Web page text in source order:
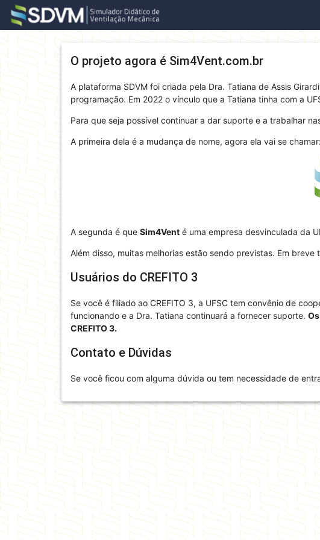
Skip to main
O projeto agora é Sim4Vent.com.br
A plataforma SDVM foi criada pela Dra. Tatiana de Assis
programação. Em 2022 o vínculo que a Tatiana tinha com a
Para que seja possível continuar a dar suporte e a trabalhar
A primeira dela é a mudança de nome, agora ela vai se chamar:
A segunda é que Sim4Vent é uma empresa desvinculada da
Além disso, muitas melhorias estão sendo previstas. Em
Usuários do CREFITO 3
Se você é filiado ao CREFITO 3, a UFSC tem convênio de
funcionando e a Dra. Tatiana continuará a fornecer suporte.
CREFITO 3.
Contato e Dúvidas
Se você ficou com alguma dúvida ou tem necessidade de